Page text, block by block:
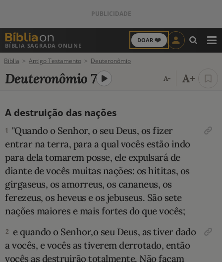
BÍBLIA SAGRADA ONLINE
DOAR ❤️
ANTIGO TESTAMENTO
VERSÍCULOS
VERSÍCULO DO DIA
PALAVRA DO DIA
SALMO DO DIA
DEVOCIONAL DIÁRIO
10 MANDAMENTOS
Bíblia Antigo Testamento Deuteronômio
Deuteronômio 7 A- A+
A destruição das nações
1 "Quando o Senhor, o seu Deus, os fizer
entrar na terra, para a qual vocês estão indo
para dela tomarem posse, ele expulsará de
diante de vocês muitas nações: os hititas, os
girgaseus, os amorreus, os cananeus, os
ferezeus, os heveus e os jebuseus. São sete
nações maiores e mais fortes do que vocês;
2 e quando o Senhor,o seu Deus, as tiver dado
a vocês, e vocês as tiverem derrotado, então
vocês as destruirão totalmente. Não façam